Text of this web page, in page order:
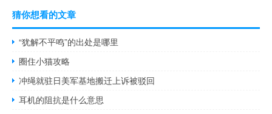
猜你想看的文章
“犹解不平鸣”的出处是哪里
圈住小猫攻略
冲绳就驻日美军基地搬迁上诉被驳回
耳机的阻抗是什么意思